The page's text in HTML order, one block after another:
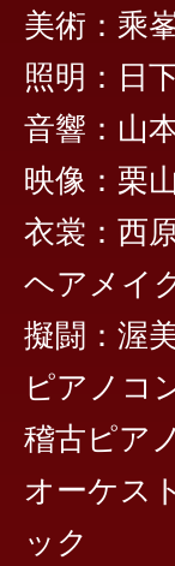
美術：乘
照明：日
音響：山
映像：栗
衣裳：西
ヘアメイ
擬闘：渥
ピアノコ
稽古ピア
オーケス
ック